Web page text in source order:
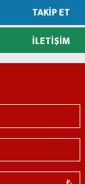
TAKIP ET
İLETIŞIM